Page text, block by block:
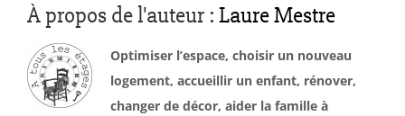
À propos de l'auteur : Laure Mestre
Optimiser l’espace, choisir un nouveau
logement, accueillir un enfant, rénover,
changer de décor, aider la famille à